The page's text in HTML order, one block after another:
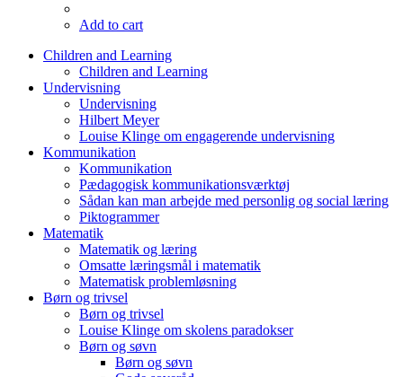
Add to cart
Children and Learning
Children and Learning
Undervisning
Undervisning
Hilbert Meyer
Louise Klinge om engagerende undervisning
Kommunikation
Kommunikation
Pædagogisk kommunikationsværktøj
Sådan kan man arbejde med personlig og social læring
Piktogrammer
Matematik
Matematik og læring
Omsatte læringsmål i matematik
Matematisk problemløsning
Børn og trivsel
Børn og trivsel
Louise Klinge om skolens paradokser
Børn og søvn
Børn og søvn